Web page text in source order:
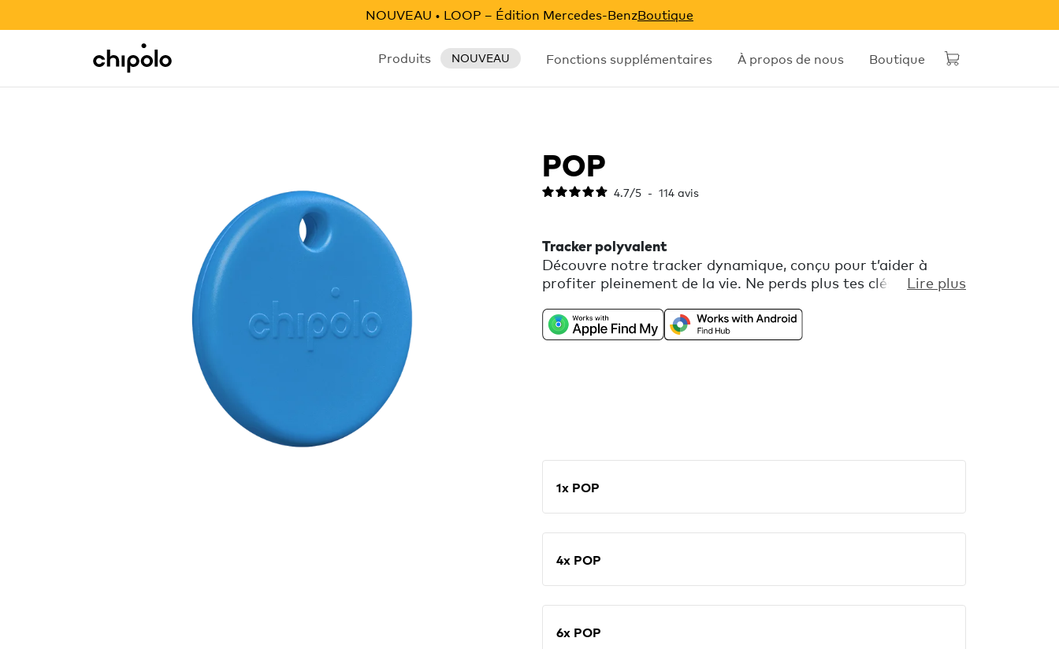
NOUVEAU • LOOP – Édition Mercedes‑BenzBoutique
Chipolo - Home page Produits NOUVEAU Fonctions supplémentaires À propos de nous Boutique
Integrations
POP
4.7/5 - 114 avis
Tracker polyvalent
Découvre notre tracker dynamique, conçu pour t’aider à
profiter pleinement de la vie. Ne perds plus tes clés, ton sac,
Localiser d'Apple ou Localiser mon appareil de Google.
Télécharge l’application gratuite Chipolo et accède à des
Lire plus
1x POP
4x POP
6x POP